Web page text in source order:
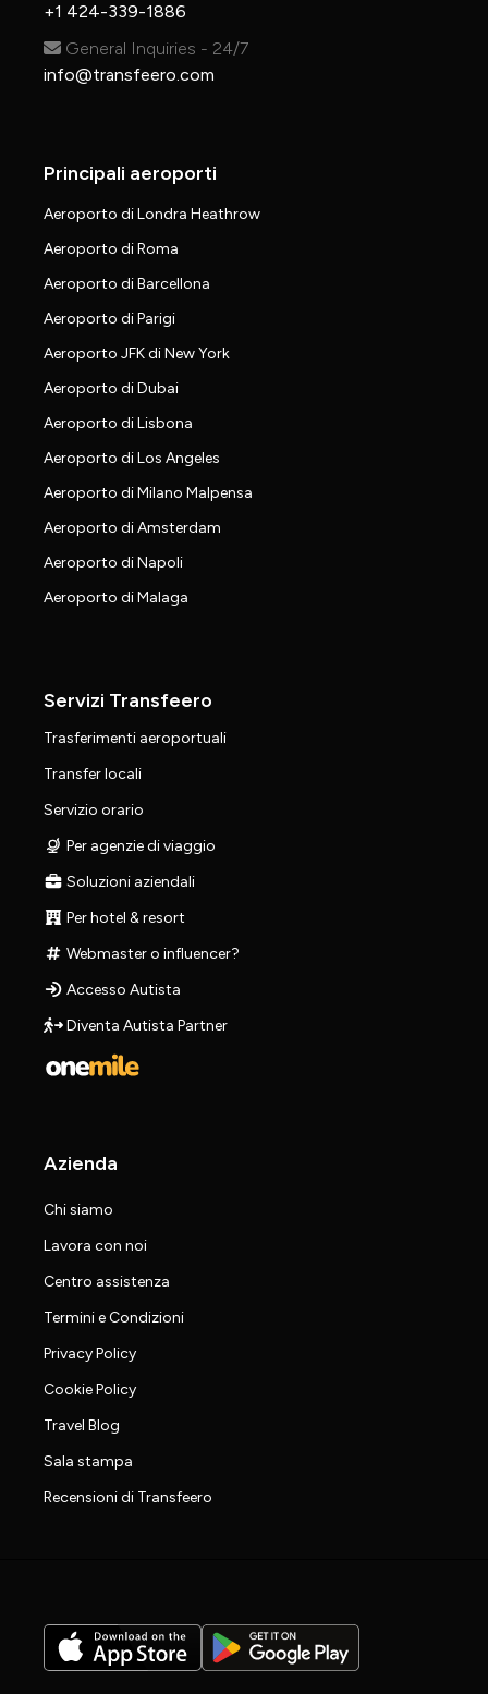
+1 424-339-1886
General Inquiries - 24/7
info@transfeero.com
Principali aeroporti
Aeroporto di Londra Heathrow
Aeroporto di Roma
Aeroporto di Barcellona
Aeroporto di Parigi
Aeroporto JFK di New York
Aeroporto di Dubai
Aeroporto di Lisbona
Aeroporto di Los Angeles
Aeroporto di Milano Malpensa
Aeroporto di Amsterdam
Aeroporto di Napoli
Aeroporto di Malaga
Servizi Transfeero
Trasferimenti aeroportuali
Transfer locali
Servizio orario
Per agenzie di viaggio
Soluzioni aziendali
Per hotel & resort
Webmaster o influencer?
Accesso Autista
Diventa Autista Partner
Azienda
Chi siamo
Lavora con noi
Centro assistenza
Termini e Condizioni
Privacy Policy
Cookie Policy
Travel Blog
Sala stampa
Recensioni di Transfeero